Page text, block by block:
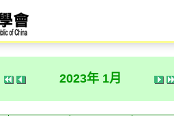
2023年 1月